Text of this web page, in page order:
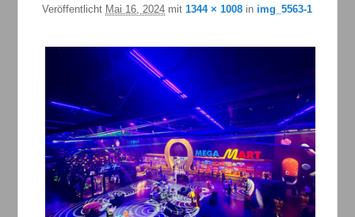
Veröffentlicht Mai 16, 2024 mit1344 × 1008 in img_5563-1